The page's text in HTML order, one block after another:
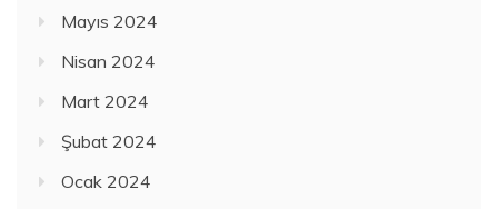
Mayıs 2024
Nisan 2024
Mart 2024
Şubat 2024
Ocak 2024